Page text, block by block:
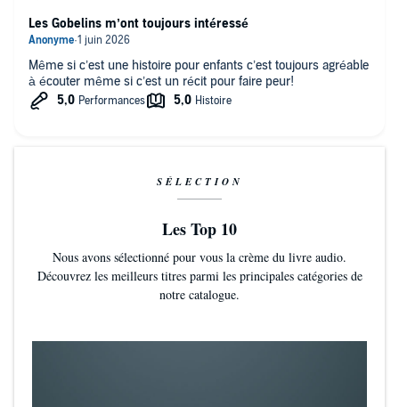
Même si c’est une histoire pour enfants c’est toujours agréable
à écouter même si c’est un récit pour faire peur!
Les Gobelins m’ont toujours intéressé
SÉLECTION
Les Top 10
Nous avons sélectionné pour vous la crème du livre audio.
Découvrez les meilleurs titres parmi les principales catégories de
notre catalogue.